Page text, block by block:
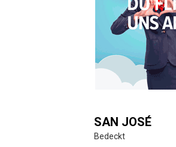
SAN JOSÉ
Bedeckt